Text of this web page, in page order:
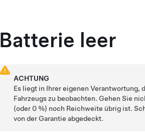
Batterie leer
ACHTUNG
Es liegt in Ihrer eigenen Verantwortung,
Fahrzeugs zu beobachten. Gehen Sie
(oder 0 %) noch Reichweite übrig ist.
von der Garantie abgedeckt.